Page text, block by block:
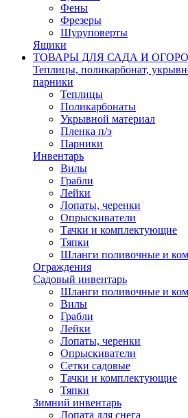
Фены
Фрезеры
Шуруповерты
Ящики
ТОВАРЫ ДЛЯ САДА И
Теплицы, поликарбонат,
парники
Теплицы
Поликарбонаты
Укрывной материал
Пленка п/э
Парники
Инвентарь
Вилы
Грабли
Лейки
Лопаты, черенки
Опрыскиватели
Тачки и комплектующие
Тяпки
Шланги поливочные и
Ограждения
Садовый инвентарь
Шланги поливочные и
Вилы
Грабли
Лейки
Лопаты, черенки
Опрыскиватели
Сетки садовые
Тачки и комплектующие
Тяпки
Зимний инвентарь
Лопата для снега